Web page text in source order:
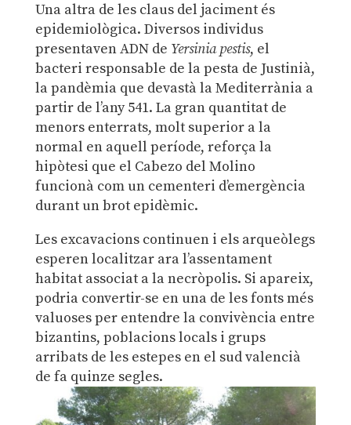
Una altra de les claus del jaciment és
epidemiològica. Diversos individus
presentaven ADN de Yersinia pestis, el
bacteri responsable de la pesta de Justinià,
la pandèmia que devastà la Mediterrània a
partir de l’any 541. La gran quantitat de
menors enterrats, molt superior a la
normal en aquell període, reforça la
hipòtesi que el Cabezo del Molino
funcionà com un cementeri d’emergència
durant un brot epidèmic.
Les excavacions continuen i els arqueòlegs
esperen localitzar ara l’assentament
habitat associat a la necròpolis. Si apareix,
podria convertir-se en una de les fonts més
valuoses per entendre la convivència entre
bizantins, poblacions locals i grups
arribats de les estepes en el sud valencià
de fa quinze segles.